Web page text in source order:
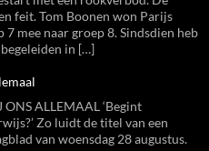
feit. Tom Boonen won Parijs
mee naar groep 8. Sindsdien heb
in […]
ALLEMAAL ‘Begint
Zo luidt de titel van een
van woensdag 28 augustus.